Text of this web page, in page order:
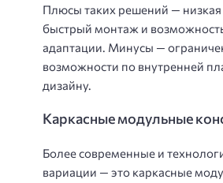
Плюсы таких решений — низкая
быстрый монтаж и
адаптации. Минусы —
возможности по внутренней
дизайну.
Каркасные модульные
Более современные и
вариации — это каркасные